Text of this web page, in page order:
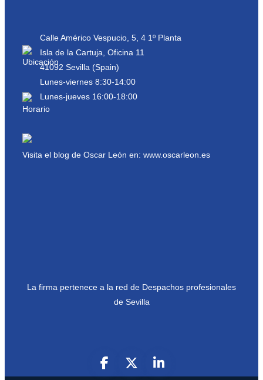
Calle Américo Vespucio, 5, 4 1º Planta
Isla de la Cartuja, Oficina 11
41092 Sevilla (Spain)
Lunes-viernes 8:30-14:00
Lunes-jueves 16:00-18:00
Visita el blog de Oscar León en: www.oscarleon.es
La firma pertenece a la red de Despachos profesionales
de Sevilla